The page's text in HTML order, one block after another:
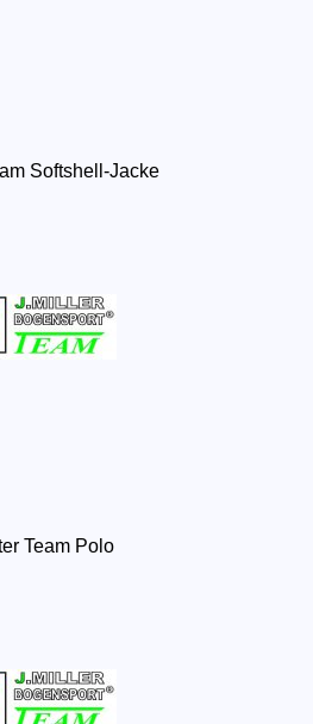
Softshell-Jacke
Team Polo